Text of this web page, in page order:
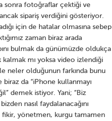
sonra fotoğraflar çektiği ve
sipariş verdiğini gösteriyor.
için de hatalar olmasına sebep
zaman biraz arada
bulmak da günümüzde oldukça
mı yoksa video izlendiği
neler olduğunun farkında bunu
da “iPhone kullanmayı
demek istiyor. Yani; “Biz
nasıl faydalanacağını
fikir, yönetmen, kurgu tamamen